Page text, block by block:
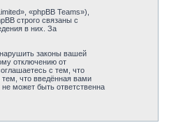
«phpBB Teams»),
строго связаны с
в них. За
законы вашей
отключению от
с тем, что
что введённая вами
может быть ответственна